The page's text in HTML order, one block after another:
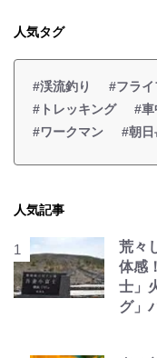
人気タグ
#渓流釣り #フラ
#トレッキング
#車
#ワークマン
#朝日
人気記事
荒々
体感
士」
グ」